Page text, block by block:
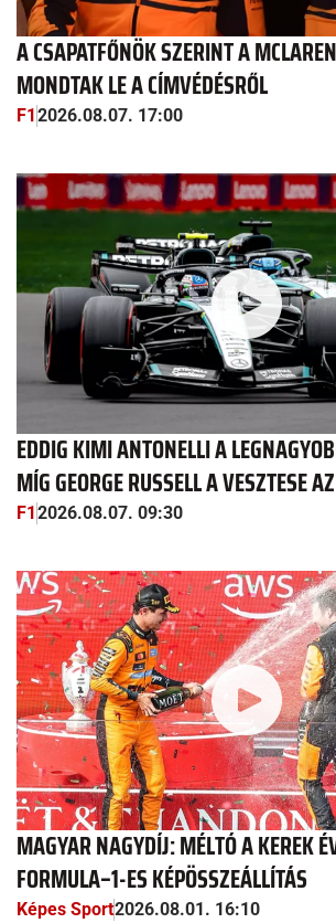
A CSAPATFŐNÖK SZERINT A
MONDTAK LE A CÍMVÉDÉSRŐL
F1 2026.08.07. 17:00
EDDIG KIMI ANTONELLI A
MÍG GEORGE RUSSELL A VESZTESE
F12026.08.07. 09:30
MAGYAR NAGYDÍJ: MÉLTÓ A KEREK
FORMULA–1-ES KÉPÖSSZEÁLLÍTÁS
Képes Sport2026.08.01. 16:10